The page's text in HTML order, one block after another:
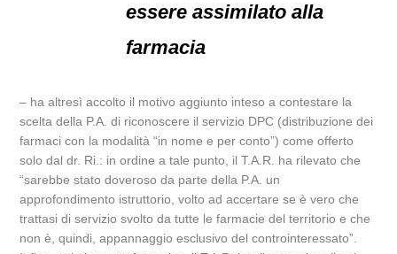
essere assimilato alla
farmacia
– ha altresì accolto il motivo aggiunto inteso a contestare la
scelta della P.A. di riconoscere il servizio DPC (distribuzione dei
farmaci con la modalità “in nome e per conto”) come offerto
solo dal dr. Ri.: in ordine a tale punto, il T.A.R. ha rilevato che
“sarebbe stato doveroso da parte della P.A. un
approfondimento istruttorio, volto ad accertare se è vero che
trattasi di servizio svolto da tutte le farmacie del territorio e che
non è, quindi, appannaggio esclusivo del controinteressato”.